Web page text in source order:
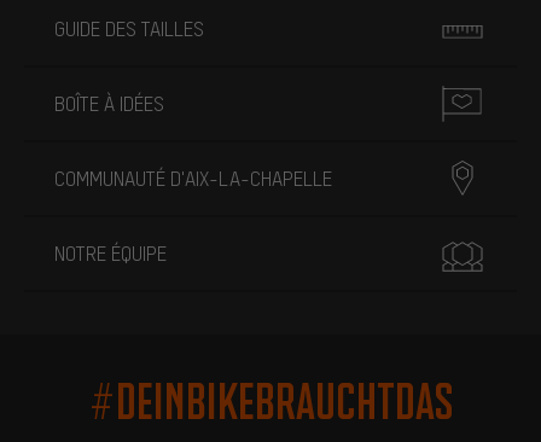
GUIDE DES TAILLES
BOÎTE À IDÉES
COMMUNAUTÉ D'AIX-LA-CHAPELLE
NOTRE ÉQUIPE
#DEINBIKEBRAUCHTDAS